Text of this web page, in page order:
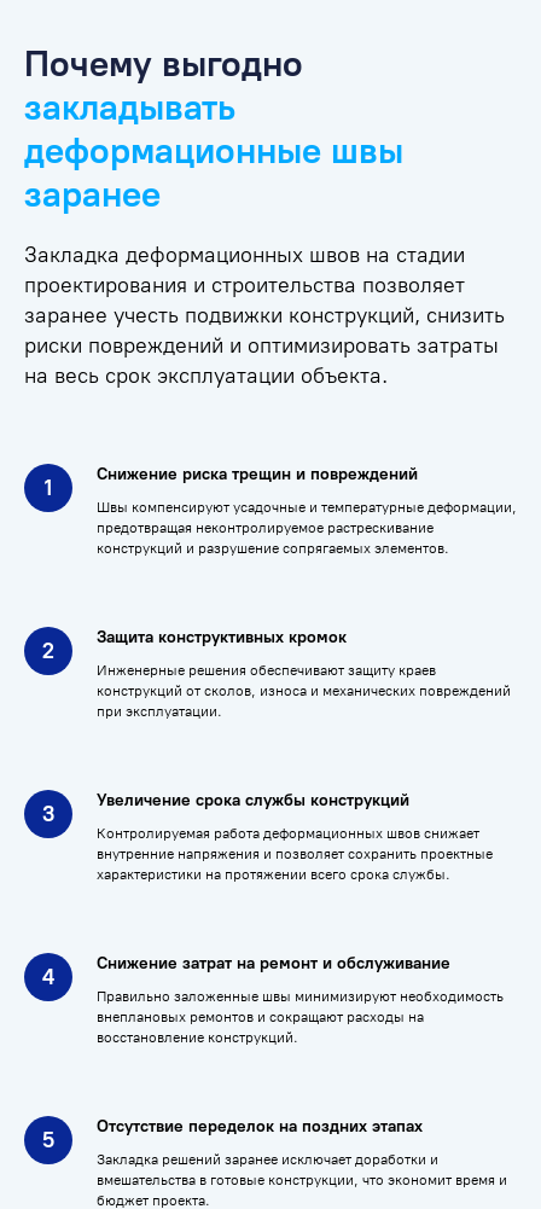
Почему выгодно
закладывать
деформационные швы
заранее
Закладка деформационных швов на стадии
проектирования и строительства позволяет
заранее учесть подвижки конструкций, снизить
риски повреждений и оптимизировать затраты
на весь срок эксплуатации объекта.
Снижение риска трещин и повреждений
Швы компенсируют усадочные и температурные деформации,
предотвращая неконтролируемое растрескивание
конструкций и разрушение сопрягаемых элементов.
Защита конструктивных кромок
Инженерные решения обеспечивают защиту краев
конструкций от сколов, износа и механических повреждений
при эксплуатации.
Увеличение срока службы конструкций
Контролируемая работа деформационных швов снижает
внутренние напряжения и позволяет сохранить проектные
характеристики на протяжении всего срока службы.
Снижение затрат на ремонт и обслуживание
Правильно заложенные швы минимизируют необходимость
внеплановых ремонтов и сокращают расходы на
восстановление конструкций.
Отсутствие переделок на поздних этапах
Закладка решений заранее исключает доработки и
вмешательства в готовые конструкции, что экономит время и
бюджет проекта.